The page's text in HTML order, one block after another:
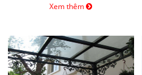
Xem thêm